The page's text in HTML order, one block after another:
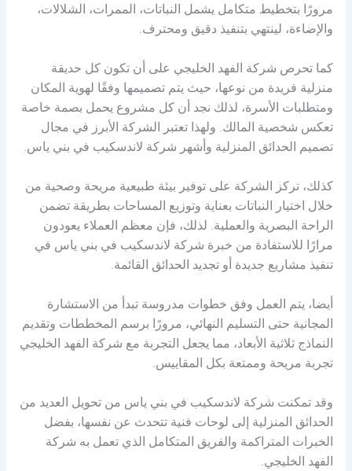
مرورًا بتخطيط متكامل يشمل النباتات، الممرات، الشلالات،
والإضاءة، لينتهي بتنفيذ دقيق ومحترف.
كما تحرص شركة الفهد الخليجي على أن تكون كل حديقة
منزلية فريدة من نوعها، حيث يتم تصميمها وفقًا لهوية المكان
ومتطلبات الأسرة، لذلك نجد أن كل مشروع يحمل بصمة خاصة
تعكس شخصية المالك. ولهذا تعتبر الشركة الأبرز في مجال
تصميم الحدائق المنزلية وأشهر شركة لاندسكيب في بني ياس.
كذلك، تركز الشركة على توفير بيئة طبيعية مريحة وصحية من
خلال اختيار النباتات بعناية وتوزيع المساحات بطريقة تضمن
الراحة البصرية والعملية. لذلك، فإن معظم العملاء يعودون
مرارًا للاستفادة من خبرة شركة لاندسكيب في بني ياس في
تنفيذ مشاريع جديدة أو تجديد الحدائق القائمة.
أيضا، يتم العمل وفق خطوات مدروسة تبدأ من الاستشارة
المجانية حتى التسليم النهائي، مرورًا برسم المخططات وتقديم
النماذج ثلاثية الأبعاد، مما يجعل التجربة مع شركة الفهد الخليجي
تجربة مريحة وممتعة بكل المقاييس.
وقد تمكنت شركة لاندسكيب في بني ياس من تحويل العديد من
الحدائق المنزلية إلى لوحات فنية تتحدث عن نفسها، بفضل
الخبرات المتراكمة والفريق المتكامل الذي تعمل به شركة
الفهد الخليجي.